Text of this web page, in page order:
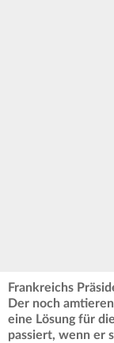
Frankreichs
Der noch
eine Lösung für
passiert, wenn er